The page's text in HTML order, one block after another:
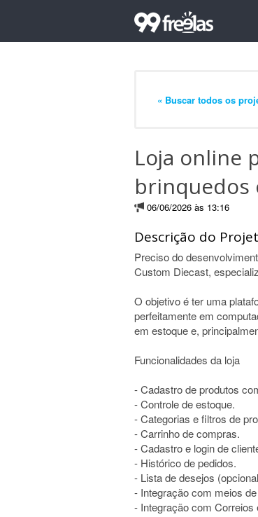
« Buscar todos os
Loja online
brinquedos
06/06/2026 às 13:16
Descrição do
Preciso do
Custom Diecast,
O objetivo é ter uma
perfeitamente em
em estoque e,
Funcionalidades da loja
- Cadastro de produtos
- Controle de estoque.
- Categorias e filtros de
- Carrinho de compras.
- Cadastro e login de
- Histórico de pedidos.
- Lista de desejos
- Integração com meios
- Integração com Correios